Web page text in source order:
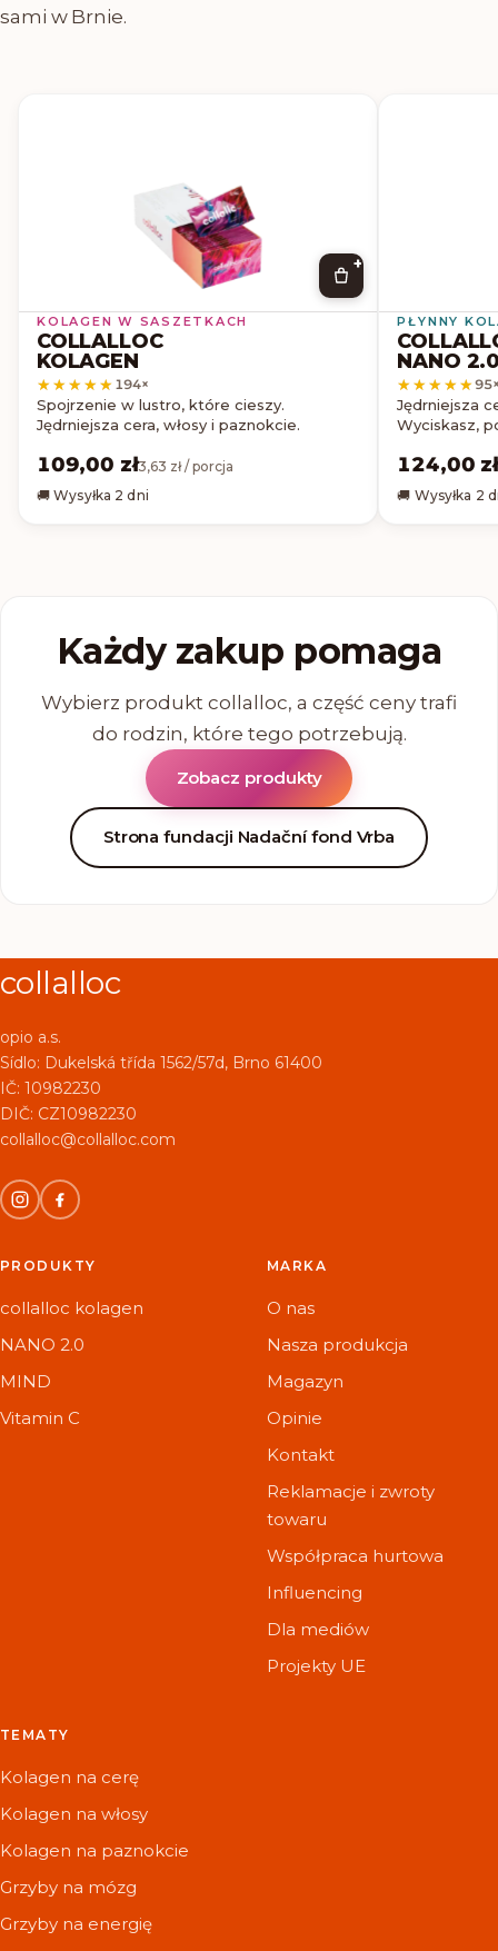
sami w Brnie.
+
KOLAGEN W SASZETKACH
COLLALLOC
KOLAGEN
★★★★★
★★★★★ 194×
Spojrzenie w lustro, które cieszy.
Jędrniejsza cera, włosy i paznokcie.
109,00 zł3,63 zł / porcja
🚚 Wysyłka 2 dni
PŁYNNY
NANO
★★★★★
★★★★★95
Jędrniejsza
Wyciskasz,
124,00 zł
🚚 Wysyłka 2
Każdy zakup pomaga
Wybierz produkt collalloc, a część ceny trafi
do rodzin, które tego potrzebują.
Zobacz produkty
Strona fundacji Nadační fond Vrba
collalloc
opio a.s.
Sídlo: Dukelská třída 1562/57d, Brno 61400
IČ: 10982230
DIČ: CZ10982230
collalloc@collalloc.com
PRODUKTY
collalloc kolagen
NANO 2.0
MIND
Vitamin C
MARKA
O nas
Nasza produkcja
Magazyn
Opinie
Kontakt
Reklamacje i zwroty
towaru
Współpraca hurtowa
Influencing
Dla mediów
Projekty UE
TEMATY
Kolagen na cerę
Kolagen na włosy
Kolagen na paznokcie
Grzyby na mózg
Grzyby na energię